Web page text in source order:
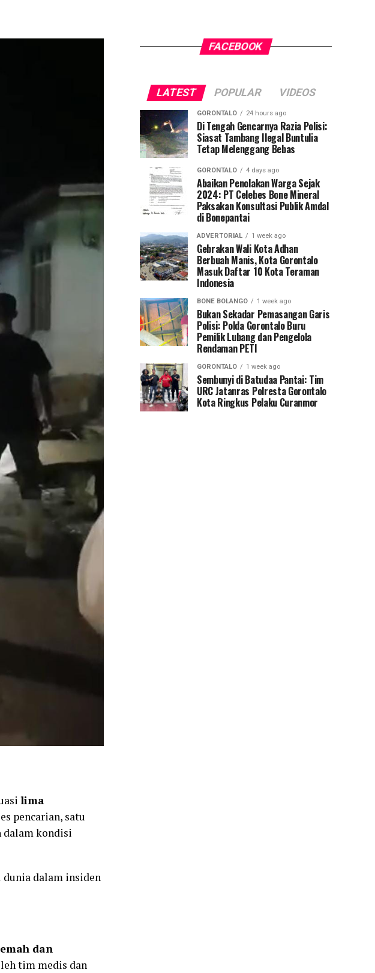
lima
pencarian, satu
dalam kondisi
dunia dalam insiden
dan
tim medis dan
FACEBOOK
LATEST POPULAR VIDEOS
GORONTALO 24 hours ago
Di Tengah Gencarnya Razia Polisi:
Siasat Tambang Ilegal Buntulia
Tetap Melenggang Bebas
GORONTALO 4 days ago
Abaikan Penolakan Warga Sejak
2024: PT Celebes Bone Mineral
Paksakan Konsultasi Publik Amdal
di Bonepantai
ADVERTORIAL 1 week ago
Gebrakan Wali Kota Adhan
Berbuah Manis, Kota Gorontalo
Masuk Daftar 10 Kota Teraman
Indonesia
BONE BOLANGO 1 week ago
Bukan Sekadar Pemasangan Garis
Polisi: Polda Gorontalo Buru
Pemilik Lubang dan Pengelola
Rendaman PETI
GORONTALO 1 week ago
Sembunyi di Batudaa Pantai: Tim
URC Jatanras Polresta Gorontalo
Kota Ringkus Pelaku Curanmor